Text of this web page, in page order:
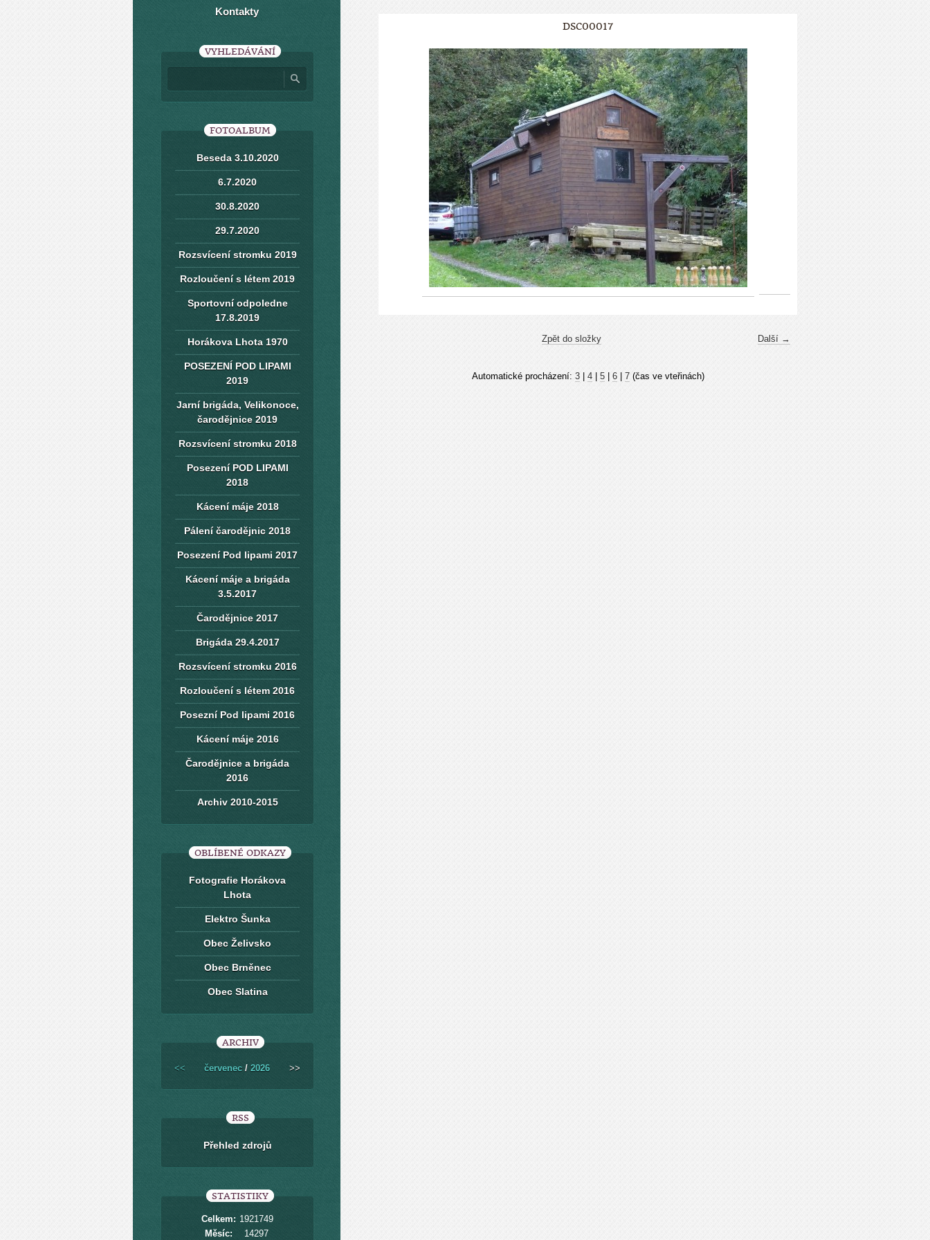
DSC00017
Další →
Zpět do složky
Automatické procházení: 3| 4| 5| 6| 7(čas ve vteřinách)
Kontakty
VYHLEDÁVÁNÍ
FOTOALBUM
Beseda 3.10.2020
6.7.2020
30.8.2020
29.7.2020
Rozsvícení stromku 2019
Rozloučení s létem 2019
Sportovní odpoledne
17.8.2019
Horákova Lhota 1970
POSEZENÍ POD LIPAMI
2019
Jarní brigáda, Velikonoce,
čarodějnice 2019
Rozsvícení stromku 2018
Posezení POD LIPAMI
2018
Kácení máje 2018
Pálení čarodějnic 2018
Posezení Pod lipami 2017
Kácení máje a brigáda
3.5.2017
Čarodějnice 2017
Brigáda 29.4.2017
Rozsvícení stromku 2016
Rozloučení s létem 2016
Posezní Pod lipami 2016
Kácení máje 2016
Čarodějnice a brigáda
2016
Archiv 2010-2015
OBLÍBENÉ ODKAZY
Fotografie Horákova
Lhota
Elektro Šunka
Obec Želivsko
Obec Brněnec
Obec Slatina
ARCHIV
<< červenec / 2026 >>
RSS
Přehled zdrojů
STATISTIKY
Celkem: 1921749
Měsíc:
14297